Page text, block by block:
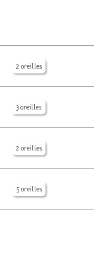
2 oreilles
3 oreilles
2 oreilles
5 oreilles